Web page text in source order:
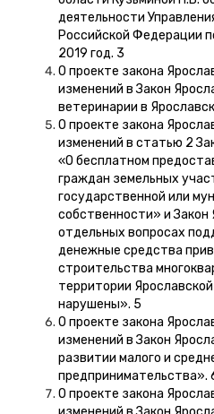
деятельности
Российской Федерации
2019 год. 3
О проекте закона
изменений в Закон
ветеринарии в
О проекте закона
изменений в статью 2
«О бесплатном
граждан земельных
государственной или
собственности» и Закон
отдельных вопросах
денежные средства
строительства
территории
нарушены». 5
О проекте закона
изменений в Закон
развитии малого и
предпринимательства».
О проекте закона